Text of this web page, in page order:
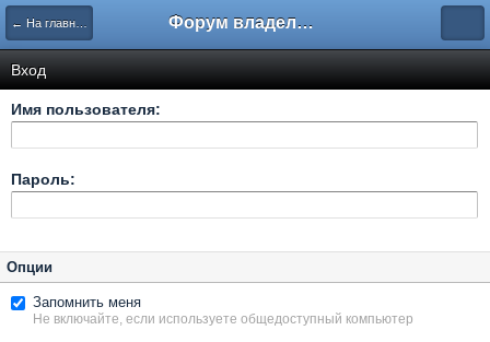
← На главную Форум владельцев интернет-магазинов
Вход
Имя пользователя:
Пароль:
Опции
Запомнить меня
Не включайте, если используете общедоступный компьютер